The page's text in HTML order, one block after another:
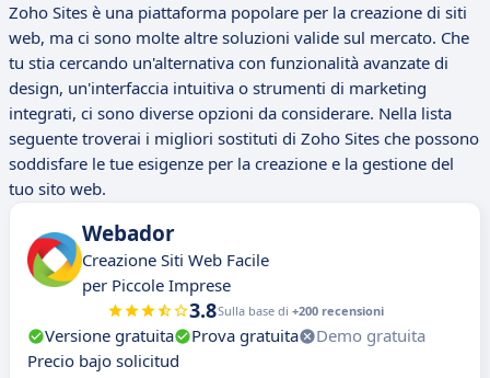
Zoho Sites è una piattaforma popolare per la creazione di siti
web, ma ci sono molte altre soluzioni valide sul mercato. Che
tu stia cercando un'alternativa con funzionalità avanzate di
design, un'interfaccia intuitiva o strumenti di marketing
integrati, ci sono diverse opzioni da considerare. Nella lista
seguente troverai i migliori sostituti di Zoho Sites che possono
soddisfare le tue esigenze per la creazione e la gestione del
tuo sito web.
Webador
Creazione Siti Web Facile
per Piccole Imprese
3.8Sulla base di +200 recensioni
Versione gratuita Prova gratuita
Demo gratuita
Precio bajo solicitud